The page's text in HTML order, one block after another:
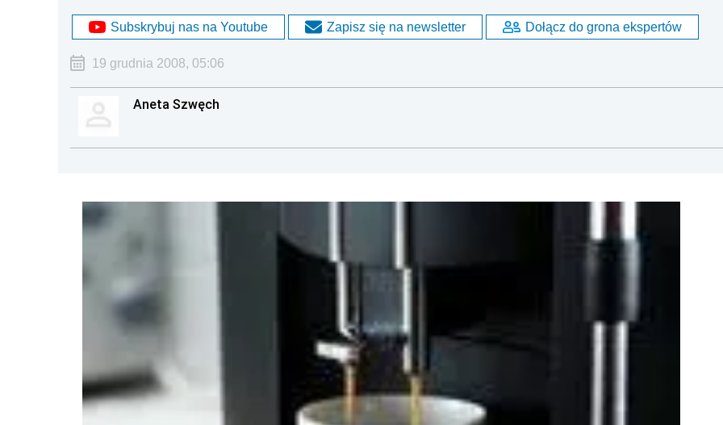
Subskrybuj nas na Youtube Zapisz się na newsletter Dołącz do grona ekspertów
19 grudnia 2008, 05:06
Aneta Szwęch